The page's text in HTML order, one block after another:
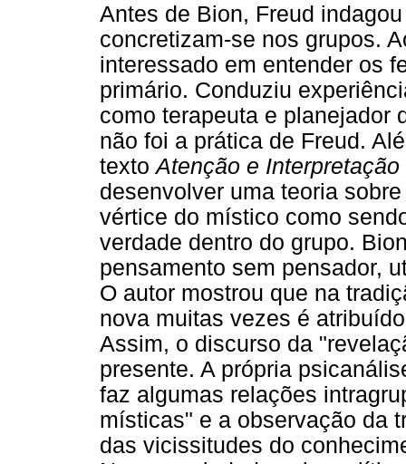
Antes de Bion, Freud
concretizam-se nos grupos.
interessado em entender os
primário. Conduziu
como terapeuta e planejador
não foi a prática de Freud.
textoAtenção e Interpretação
desenvolver uma teoria
vértice do místico como
verdade dentro do grupo.
pensamento sem pensador,
O autor mostrou que na
nova muitas vezes é
Assim, o discurso da
presente. A própria
faz algumas relações
místicas" e a observação da
das vicissitudes do